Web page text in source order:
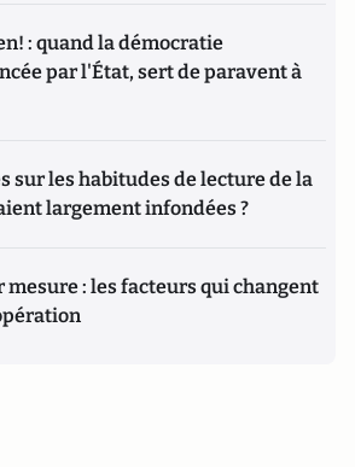
: quand la démocratie
par l'État, sert de paravent à
sur les habitudes de lecture de la
largement infondées ?
mesure : les facteurs qui changent